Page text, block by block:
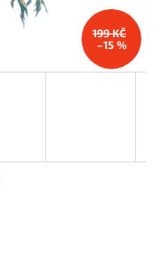
199 KČ
–15 %